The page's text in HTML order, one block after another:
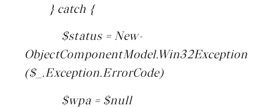
} catch {
$status = New-
ObjectComponentModel.Win32Exception
($_.Exception.ErrorCode)
$wpa = $null